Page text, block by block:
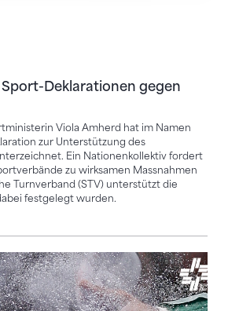
Deklarationen gegen
Viola Amherd hat im Namen
zur Unterstützung des
Ein Nationenkollektiv fordert
zu wirksamen Massnahmen
Turnverband (STV) unterstützt die
festgelegt wurden.
Deklarationen gegen Russland
für ukrainische